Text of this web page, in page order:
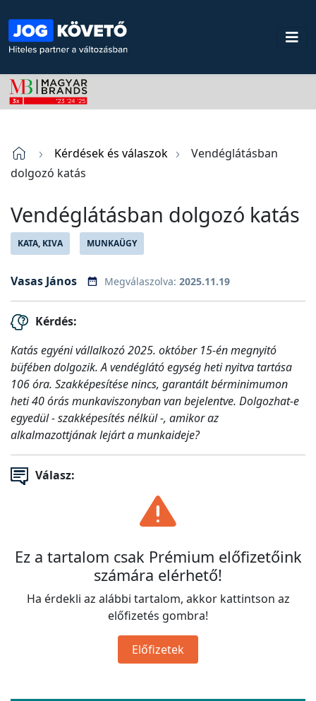
Kérdések és válaszok
Vendéglátásban
dolgozó katás
Vendéglátásban dolgozó katás
KATA, KIVA MUNKAÜGY
Vasas János Megválaszolva: 2025.11.19
Kérdés:
Katás egyéni vállalkozó 2025. október 15-én megnyitó
büfében dolgozik. A vendéglátó egység heti nyitva tartása
106 óra. Szakképesítése nincs, garantált bérminimumon
heti 40 órás munkaviszonyban van bejelentve. Dolgozhat-e
egyedül - szakképesítés nélkül -, amikor az
alkalmazottjának lejárt a munkaideje?
Válasz:
Ez a tartalom csak Prémium előfizetőink
számára elérhető!
Ha érdekli az alábbi tartalom, akkor kattintson az
előfizetés gombra!
Előfizetek